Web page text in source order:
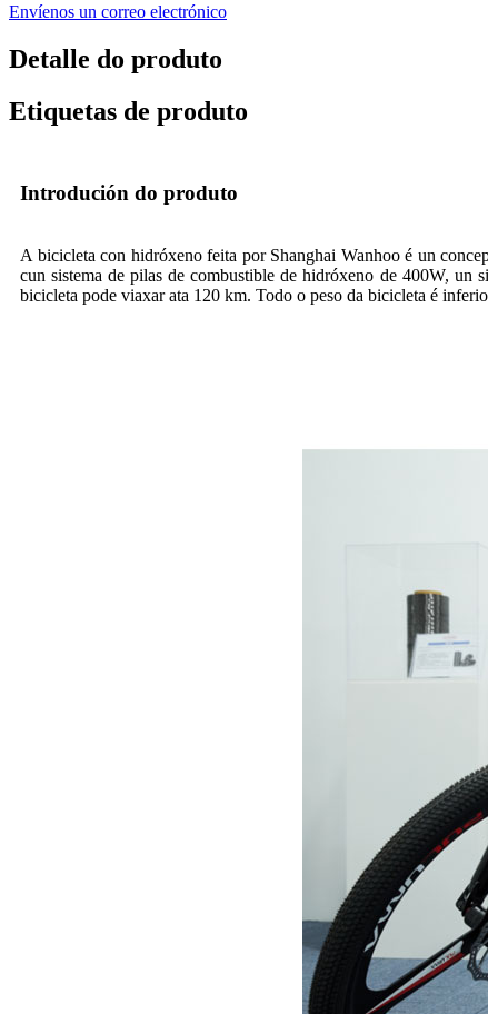
Envíenos un correo electrónico
Detalle do produto
Etiquetas de produto
Introdución do produto
A bicicleta con hidróxeno feita por Shanghai Wanhoo é un
cun sistema de pilas de combustible de hidróxeno de 400W, un
bicicleta pode viaxar ata 120 km. Todo o peso da bicicleta é